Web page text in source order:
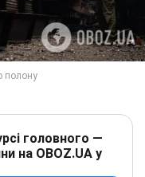
головного —
на OBOZ.UA у